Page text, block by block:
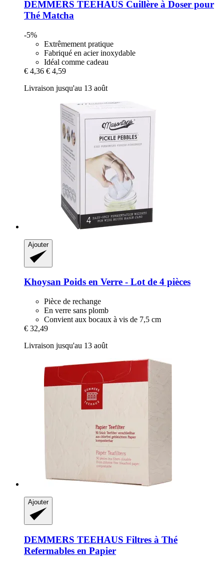
DEMMERS TEEHAUS Cuillère à Doser pour
Thé Matcha
-5%
Extrêmement pratique
Fabriqué en acier inoxydable
Idéal comme cadeau
€ 4,36 € 4,59
Livraison jusqu'au 13 août
Ajouter
Khoysan Poids en Verre -​ Lot de 4 pièces
Pièce de rechange
En verre sans plomb
Convient aux bocaux à vis de 7,5 cm
€ 32,49
Livraison jusqu'au 13 août
Ajouter
DEMMERS TEEHAUS Filtres à Thé
Refermables en Papier